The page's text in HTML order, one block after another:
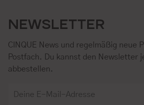
NEWSLETTER
CINQUE News und regelmäßig neue
Postfach. Du kannst den Newsletter
abbestellen.